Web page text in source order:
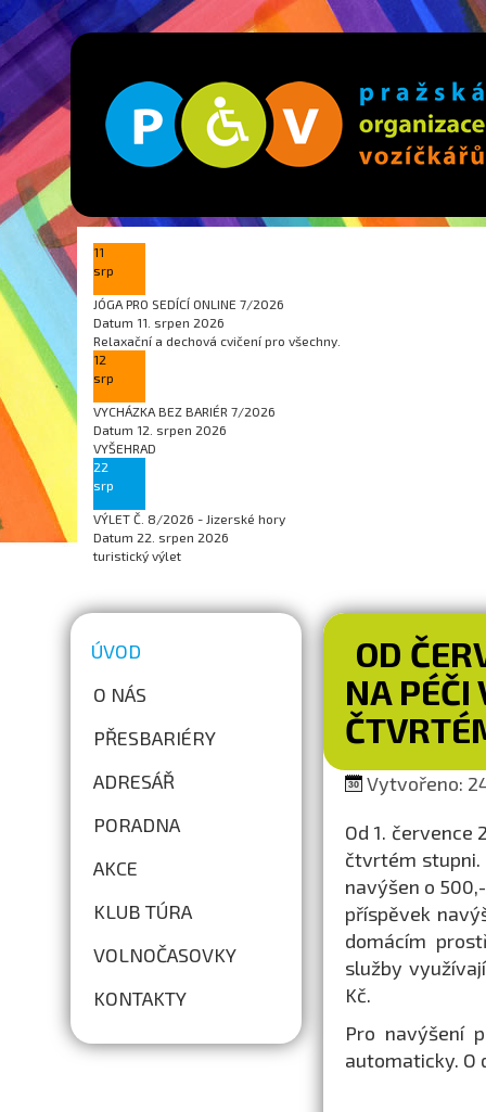
11
srp
JÓGA PRO SEDÍCÍ ONLINE 7/2026
Datum 11. srpen 2026
Relaxační a dechová cvičení pro všechny.
12
srp
VYCHÁZKA BEZ BARIÉR 7/2026
Datum 12. srpen 2026
VYŠEHRAD
22
srp
VÝLET Č. 8/2026 - Jizerské hory
Datum 22. srpen 2026
turistický výlet
ÚVOD
O NÁS
PŘESBARIÉRY
ADRESÁŘ
PORADNA
AKCE
KLUB TÚRA
VOLNOČASOVKY
KONTAKTY
OD
NA PÉČI
Vytvořeno:
Od 1.
čtvrtém stupni.
navýšen o
příspěvek
domácím
služby
Kč.
Pro navýšení
automaticky. O